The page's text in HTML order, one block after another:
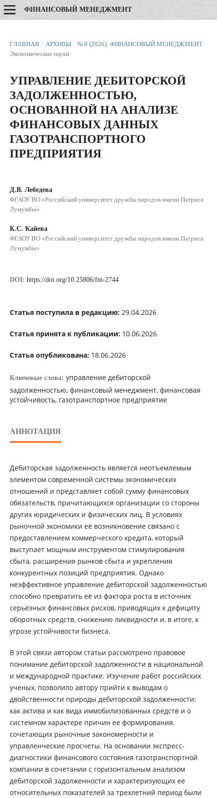
ФИНАНСОВЫЙ МЕНЕДЖМЕНТ
ГЛАВНАЯ / АРХИВЫ / № 8 (2026): ФИНАНСОВЫЙ МЕНЕДЖМЕНТ /
Экономические науки
УПРАВЛЕНИЕ ДЕБИТОРСКОЙ
ЗАДОЛЖЕННОСТЬЮ,
ОСНОВАННОЙ НА АНАЛИЗЕ
ФИНАНСОВЫХ ДАННЫХ
ГАЗОТРАНСПОРТНОГО
ПРЕДПРИЯТИЯ
Д.В. Лебедева
ФГАОУ ВО «Российский университет дружбы народов имени Патриса
Лумумбы»
К.С. Кайева
ФГАОУ ВО «Российский университет дружбы народов имени Патриса
Лумумбы»
DOI: https://doi.org/10.25806/fm-2744
Статья поступила в редакцию:29.04.2026
Статья принята к публикации:10.06.2026
Статья опубликована:18.06.2026
Ключевые слова: управление дебиторской
задолженностью, финансовый менеджмент, финансовая
устойчивость, газотранспортное предприятие
АННОТАЦИЯ
Дебиторская задолженность является неотъемлемым
элементом современной системы экономических
отношений и представляет собой сумму финансовых
обязательств, причитающихся организации со стороны
других юридических и физических лиц. В условиях
рыночной экономики её возникновение связано с
предоставлением коммерческого кредита, который
выступает мощным инструментом стимулирования
сбыта, расширения рынков сбыта и укрепления
конкурентных позиций предприятия. Однако
неэффективное управление дебиторской задолженностью
способно превратить её из фактора роста в источник
серьёзных финансовых рисков, приводящих к дефициту
оборотных средств, снижению ликвидности и, в итоге, к
угрозе устойчивости бизнеса.
В этой связи автором статьи рассмотрено правовое
понимание дебиторской задолженности в национальной
и международной практике. Изучение работ российских
ученых, позволило автору прийти к выводам о
двойственности природы дебиторской задолженности:
как актива и как вида иммобилизованных средств и о
системном характере причин ее формирования,
сочетающих рыночные закономерности и
управленческие просчеты. На основании экспресс-
диагностики финансового состояния газотранспортной
компании в сочетании с горизонтальным анализом
дебиторской задолженности и характеризующих ее
относительных показателей за трехлетний период были